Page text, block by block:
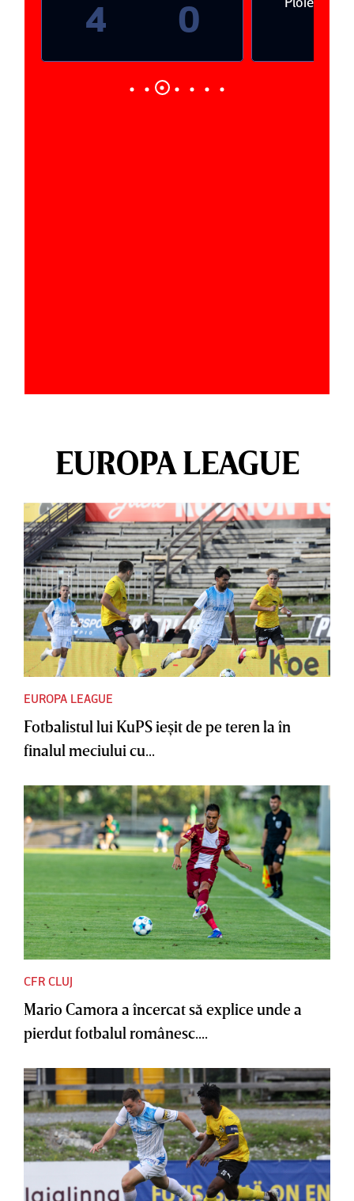
4 0
EUROPA LEAGUE
EUROPA LEAGUE
Fotbalistul lui KuPS ieşit de pe teren la în
finalul meciului cu...
CFR CLUJ
Mario Camora a încercat să explice unde a
pierdut fotbalul românesc....